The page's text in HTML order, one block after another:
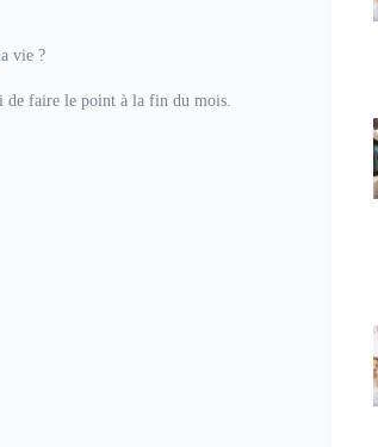
vie ?
de faire le point à la fin du mois.